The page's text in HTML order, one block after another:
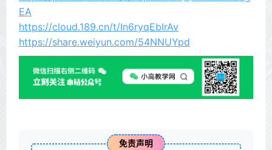
EA
https://cloud.189.cn/t/In6ryqEbIrAv
https://share.weiyun.com/54NNUYpd
免责声明